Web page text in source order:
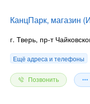
КанцПарк, магазин
г. Тверь, пр-т
Ещё адреса и телефоны
Позвонить